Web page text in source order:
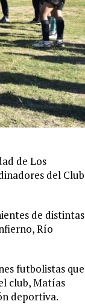
de Los
del Club
de distintas
Río
futbolistas que
club, Matías
deportiva.